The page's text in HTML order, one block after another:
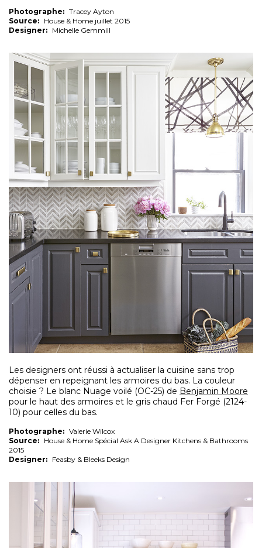
Photographe: Tracey Ayton
Source: House & Home juillet 2015
Designer: Michelle Gemmill
Les designers ont réussi à actualiser la cuisine sans trop
dépenser en repeignant les armoires du bas. La couleur
choisie ? Le blanc Nuage voilé (OC-25) de Benjamin Moore
pour le haut des armoires et le gris chaud Fer Forgé (2124-
10) pour celles du bas.
Photographe: Valerie Wilcox
Source: House & Home Spécial Ask A Designer Kitchens & Bathrooms
2015
Designer: Feasby & Bleeks Design